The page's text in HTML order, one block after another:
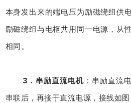
本身发出来的端电压为励磁绕组供
励磁绕组与电枢共用同一电源，从
相同。
3．串励直流电机 ：串励直流
串联后，再接于直流电源，接线如